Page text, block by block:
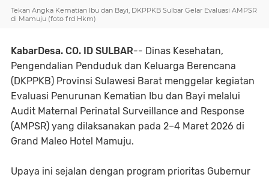
Tekan Angka Kematian Ibu dan Bayi, DKPPKB Sulbar Gelar Evaluasi AMPSR
di Mamuju (foto frd Hkm)
KabarDesa. CO. ID SULBAR-- Dinas Kesehatan,
Pengendalian Penduduk dan Keluarga Berencana
(DKPPKB) Provinsi Sulawesi Barat menggelar kegiatan
Evaluasi Penurunan Kematian Ibu dan Bayi melalui
Audit Maternal Perinatal Surveillance and Response
(AMPSR) yang dilaksanakan pada 2–4 Maret 2026 di
Grand Maleo Hotel Mamuju.
Upaya ini sejalan dengan program prioritas Gubernur